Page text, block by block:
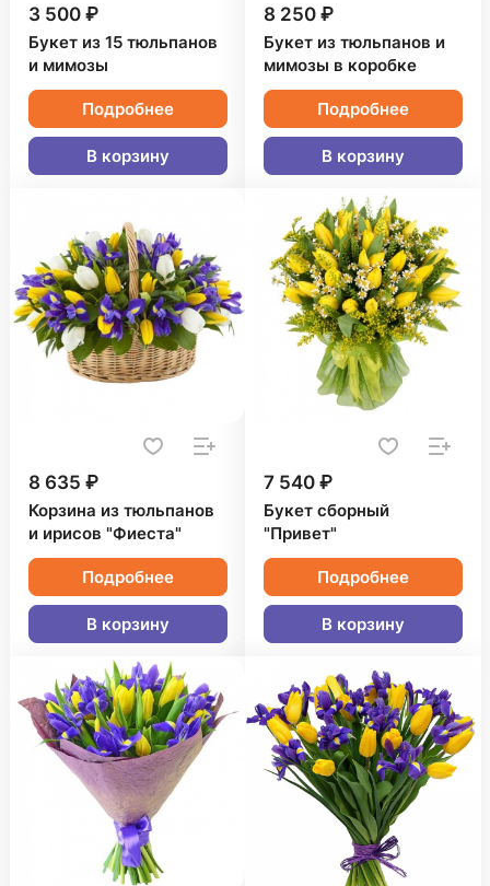
3 500 ₽
Букет из 15 тюльпанов
и мимозы
Подробнее
В корзину
8 250 ₽
Букет из тюльпанов и
мимозы в коробке
Подробнее
В корзину
8 635 ₽
Корзина из тюльпанов
и ирисов "Фиеста"
Подробнее
В корзину
7 540 ₽
Букет сборный
"Привет"
Подробнее
В корзину